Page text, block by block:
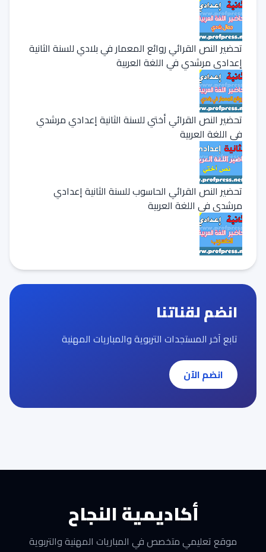
تحضير النص القرائي روائع المعمار في بلادي للسنة الثانية
إعدادي مرشدي في اللغة العربية
تحضير النص القرائي أختي للسنة الثانية إعدادي مرشدي
في اللغة العربية
تحضير النص القرائي الحاسوب للسنة الثانية إعدادي
مرشدي في اللغة العربية
انضم لقناتنا
تابع آخر المستجدات التربوية والمباريات المهنية
انضم الآن
أكاديمية النجاح
موقع تعليمي متخصص في المباريات المهنية والتربوية